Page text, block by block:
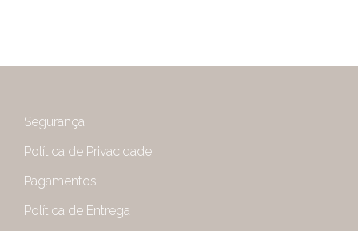
Segurança
Política de Privacidade
Pagamentos
Política de Entrega